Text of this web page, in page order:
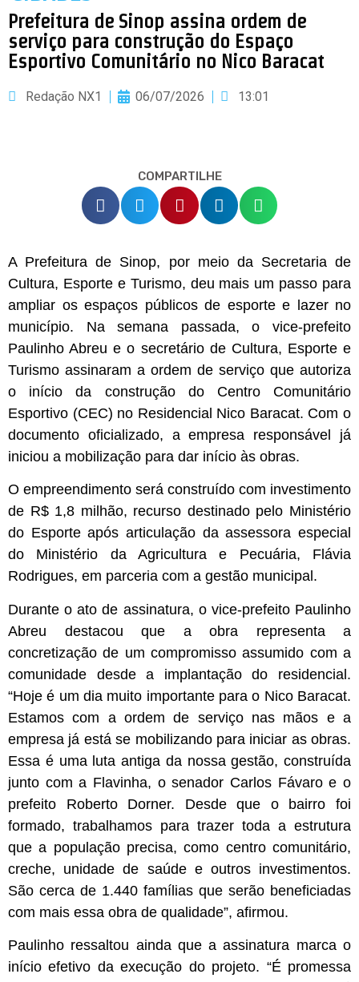
Prefeitura de Sinop assina ordem de
serviço para construção do Espaço
Esportivo Comunitário no Nico Baracat
Redação NX1 06/07/2026 13:01
COMPARTILHE
A Prefeitura de Sinop, por meio da Secretaria de
Cultura, Esporte e Turismo, deu mais um passo para
ampliar os espaços públicos de esporte e lazer no
município. Na semana passada, o vice-prefeito
Paulinho Abreu e o secretário de Cultura, Esporte e
Turismo assinaram a ordem de serviço que autoriza
o início da construção do Centro Comunitário
Esportivo (CEC) no Residencial Nico Baracat. Com o
documento oficializado, a empresa responsável já
iniciou a mobilização para dar início às obras.
O empreendimento será construído com investimento
de R$ 1,8 milhão, recurso destinado pelo Ministério
do Esporte após articulação da assessora especial
do Ministério da Agricultura e Pecuária, Flávia
Rodrigues, em parceria com a gestão municipal.
Durante o ato de assinatura, o vice-prefeito Paulinho
Abreu destacou que a obra representa a
concretização de um compromisso assumido com a
comunidade desde a implantação do residencial.
“Hoje é um dia muito importante para o Nico Baracat.
Estamos com a ordem de serviço nas mãos e a
empresa já está se mobilizando para iniciar as obras.
Essa é uma luta antiga da nossa gestão, construída
junto com a Flavinha, o senador Carlos Fávaro e o
prefeito Roberto Dorner. Desde que o bairro foi
formado, trabalhamos para trazer toda a estrutura
que a população precisa, como centro comunitário,
creche, unidade de saúde e outros investimentos.
São cerca de 1.440 famílias que serão beneficiadas
com mais essa obra de qualidade”, afirmou.
Paulinho ressaltou ainda que a assinatura marca o
início efetivo da execução do projeto. “É promessa